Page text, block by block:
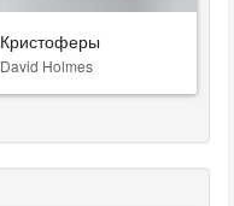
Кристоферы
David Holmes